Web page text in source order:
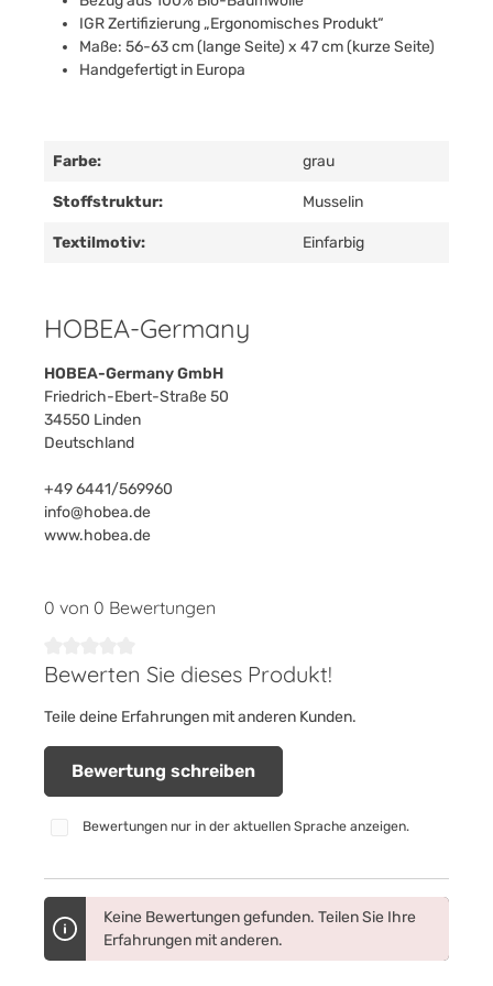
IGR Zertifizierung „Ergonomisches Produkt“
Maße: 56-63 cm (lange Seite) x 47 cm (kurze Seite)
Handgefertigt in Europa
Farbe: grau
Stoffstruktur: Musselin
Textilmotiv: Einfarbig
HOBEA-Germany
HOBEA-Germany GmbH
Friedrich-Ebert-Straße 50
34550 Linden
Deutschland
+49 6441/569960
info@hobea.de
www.hobea.de
0 von 0 Bewertungen
Durchschnittliche Bewertung von 0 von 5 Sternen
Bewerten Sie dieses Produkt!
Teile deine Erfahrungen mit anderen Kunden.
Bewertung schreiben
Bewertungen nur in der aktuellen Sprache anzeigen.
Keine Bewertungen gefunden. Teilen Sie Ihre
Erfahrungen mit anderen.